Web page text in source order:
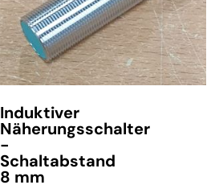
Induktiver
Näherungsschalter
-
Schaltabstand
8 mm